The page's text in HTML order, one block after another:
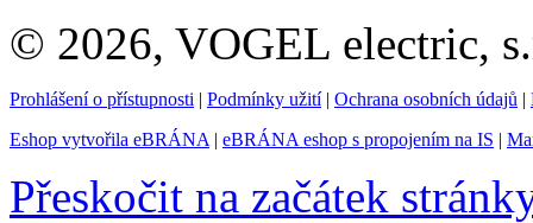
© 2026, VOGEL electric,
Prohlášení o přístupnosti | Podmínky užití| Ochrana osobních údajů |
Eshop vytvořila eBRÁNA | eBRÁNA eshop s propojením na IS |
Přeskočit na začátek